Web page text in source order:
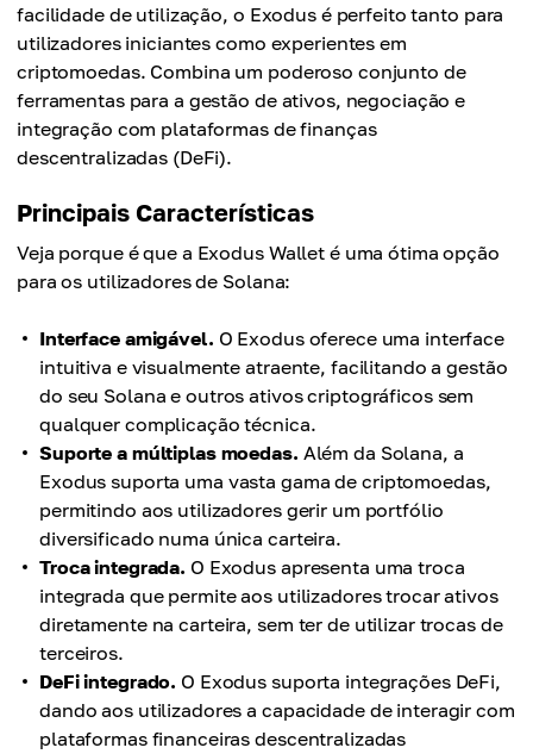
facilidade de utilização, o Exodus é perfeito tanto para
utilizadores iniciantes como experientes em
criptomoedas. Combina um poderoso conjunto de
ferramentas para a gestão de ativos, negociação e
integração com plataformas de finanças
descentralizadas (DeFi).
Principais Características
Veja porque é que a Exodus Wallet é uma ótima opção
para os utilizadores de Solana:
Interface amigável. O Exodus oferece uma interface
intuitiva e visualmente atraente, facilitando a gestão
do seu Solana e outros ativos criptográficos sem
qualquer complicação técnica.
Suporte a múltiplas moedas. Além da Solana, a
Exodus suporta uma vasta gama de criptomoedas,
permitindo aos utilizadores gerir um portfólio
diversificado numa única carteira.
Troca integrada. O Exodus apresenta uma troca
integrada que permite aos utilizadores trocar ativos
diretamente na carteira, sem ter de utilizar trocas de
terceiros.
DeFi integrado. O Exodus suporta integrações DeFi,
dando aos utilizadores a capacidade de interagir com
plataformas financeiras descentralizadas